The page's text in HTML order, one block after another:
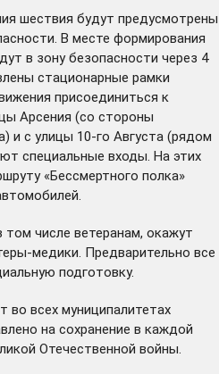
шествия будут предусмотрены
В месте формирования
в зону безопасности через 4
стационарные рамки
присоединиться к
Арсения (со стороны
и с улицы 10-го Августа (рядом
специальные входы. На этих
«Бессмертного полка»
числе ветеранам, окажут
медики. Предварительно все
подготовку.
во всех муниципалитетах
на сохранение в каждой
Отечественной войны.